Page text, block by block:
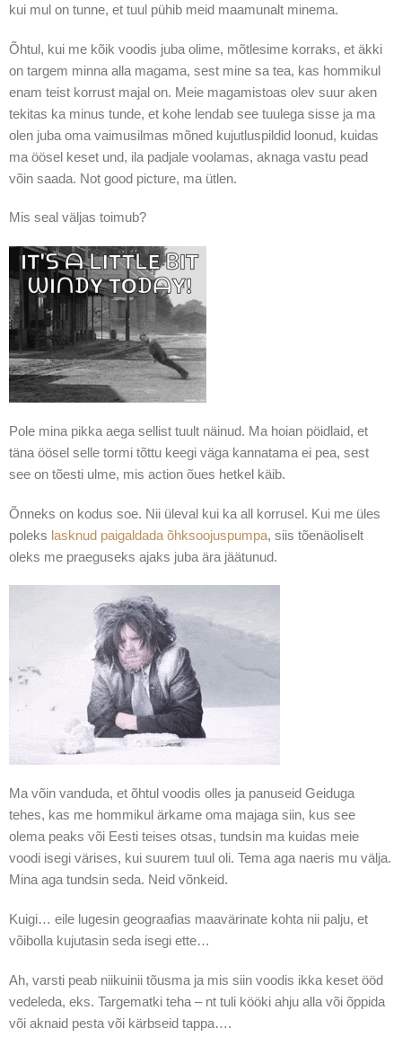
kui mul on tunne, et tuul pühib meid maamunalt minema.
Õhtul, kui me kõik voodis juba olime, mõtlesime korraks, et äkki
on targem minna alla magama, sest mine sa tea, kas hommikul
enam teist korrust majal on. Meie magamistoas olev suur aken
tekitas ka minus tunde, et kohe lendab see tuulega sisse ja ma
olen juba oma vaimusilmas mõned kujutluspildid loonud, kuidas
ma öösel keset und, ila padjale voolamas, aknaga vastu pead
võin saada. Not good picture, ma ütlen.
Mis seal väljas toimub?
Pole mina pikka aega sellist tuult näinud. Ma hoian pöidlaid, et
täna öösel selle tormi tõttu keegi väga kannatama ei pea, sest
see on tõesti ulme, mis action õues hetkel käib.
Õnneks on kodus soe. Nii üleval kui ka all korrusel. Kui me üles
poleks lasknud paigaldada õhksoojuspumpa, siis tõenäoliselt
oleks me praeguseks ajaks juba ära jäätunud.
Ma võin vanduda, et õhtul voodis olles ja panuseid Geiduga
tehes, kas me hommikul ärkame oma majaga siin, kus see
olema peaks või Eesti teises otsas, tundsin ma kuidas meie
voodi isegi värises, kui suurem tuul oli. Tema aga naeris mu välja.
Mina aga tundsin seda. Neid võnkeid.
Kuigi… eile lugesin geograafias maavärinate kohta nii palju, et
võibolla kujutasin seda isegi ette…
Ah, varsti peab niikuinii tõusma ja mis siin voodis ikka keset ööd
vedeleda, eks. Targematki teha – nt tuli kööki ahju alla või õppida
või aknaid pesta või kärbseid tappa….